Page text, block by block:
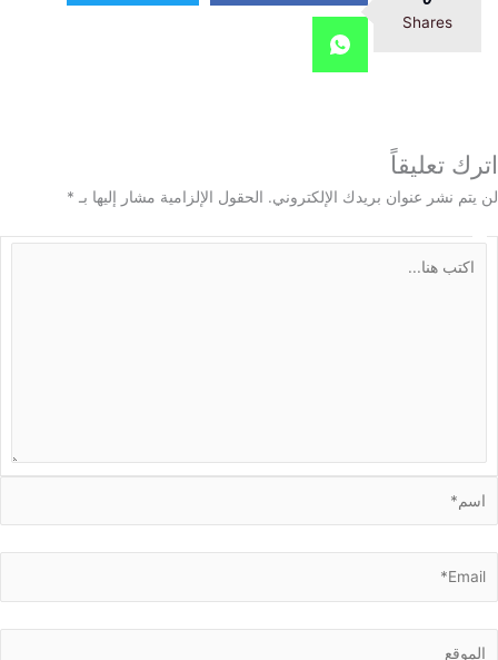
Shares
تعليقاً
نشر عنوان بريدك الإلكتروني. الحقول الإلزامية مشار إليها بـ*